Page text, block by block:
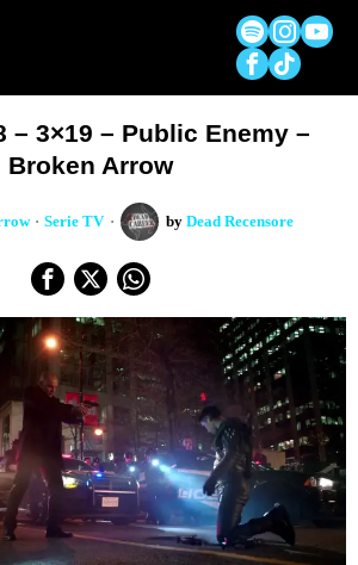
– 3×19 – Public Enemy –
Broken Arrow
· Serie TV by Dead Recensore